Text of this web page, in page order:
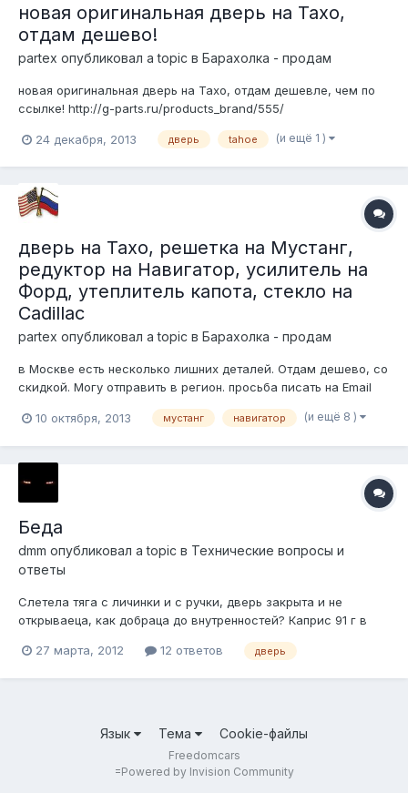
новая оригинальная дверь на Тахо,
отдам дешево!
partex опубликовал a topic в Барахолка - продам
новая оригинальная дверь на Тахо, отдам дешевле, чем по
ссылке! http://g-parts.ru/products_brand/555/
24 декабря, 2013 дверь tahoe (и ещё 1 )
дверь на Тахо, решетка на Мустанг,
редуктор на Навигатор, усилитель на
Форд, утеплитель капота, стекло на
Cadillac
partex опубликовал a topic в Барахолка - продам
в Москве есть несколько лишних деталей. Отдам дешево, со
скидкой. Могу отправить в регион. просьба писать на Email
5474420, подходит на Ford Excursion, Ford F250, F350, F450
ори...
10 октября, 2013 мустанг навигатор (и ещё 8 )
Беда
dmm опубликовал a topic в Технические вопросы и
ответы
Слетела тяга с личинки и с ручки, дверь закрыта и не
открываеца, как добраца до внутренностей? Каприс 91 г в
хотя бы открыть
27 марта, 2012 12 ответов дверь
Язык Тема Cookie-файлы
Freedomcars
=Powered by Invision Community